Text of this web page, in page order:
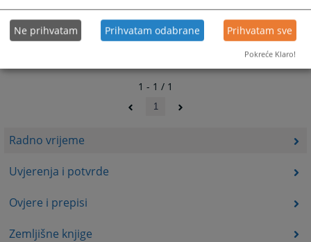
Radno vrijeme
Uvjerenja i potvrde
Ovjere i prepisi
Zemljišne knjige
1 - 1 / 1
1
Ne prihvatam Prihvatam odabrane Prihvatam sve
Pokreće Klaro!